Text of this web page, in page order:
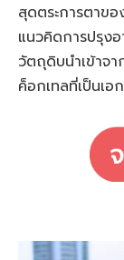
สุดตระการตาข
แนวคิดการปรุง
วัตถุดิบนำเข้าจา
ค็อกเทลที่เป็นเ